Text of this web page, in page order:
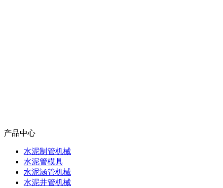
产品中心
水泥制管机械
水泥管模具
水泥涵管机械
水泥井管机械